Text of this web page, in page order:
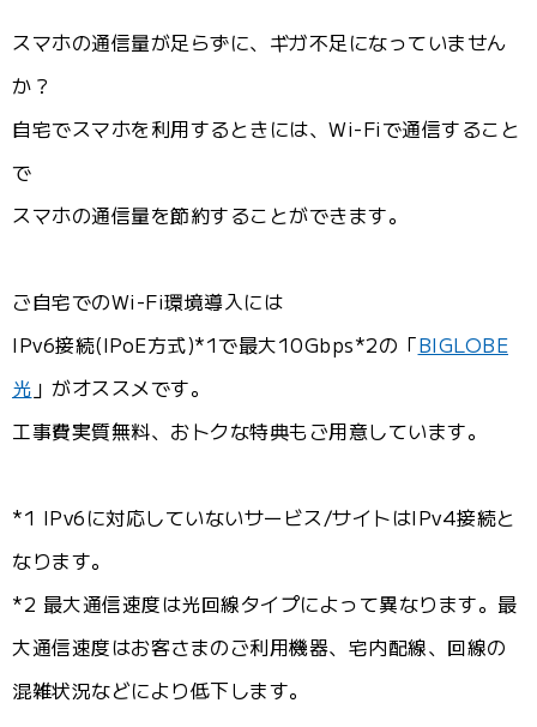
スマホの通信量が足らずに、ギガ不足になっていません
か？
自宅でスマホを利用するときには、Wi-Fiで通信すること
で
スマホの通信量を節約することができます。
ご自宅でのWi-Fi環境導入には
IPv6接続(IPoE方式)*1で最大10Gbps*2の「BIGLOBE
光 」がオススメです。
工事費実質無料、おトクな特典もご用意しています。
*1 IPv6に対応していないサービス/サイトはIPv4接続と
なります。
*2 最大通信速度は光回線タイプによって異なります。最
大通信速度はお客さまのご利用機器、宅内配線、回線の
混雑状況などにより低下します。